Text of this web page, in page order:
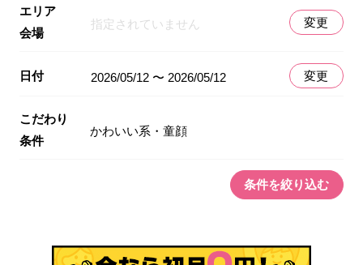
エリア
会場
指定されていません 変更
日付 2026/05/12 〜 2026/05/12 変更
こだわり
条件
かわいい系・童顔
条件を絞り込む